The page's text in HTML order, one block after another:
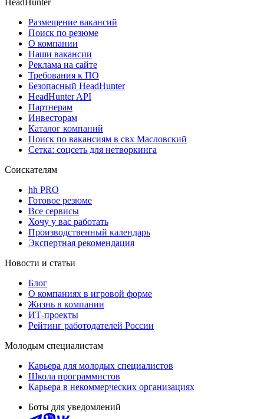
HeadHunter
Размещение вакансий
Поиск по резюме
О компании
Наши вакансии
Реклама на сайте
Требования к ПО
Безопасный HeadHunter
HeadHunter API
Партнерам
Инвесторам
Каталог компаний
Поиск по вакансиям в свх Масловский
Сетка: соцсеть для нетворкинга
Соискателям
hh PRO
Готовое резюме
Все сервисы
Хочу у вас работать
Производственный календарь
Экспертная рекомендация
Новости и статьи
Блог
О компаниях в игровой форме
Жизнь в компании
ИТ-проекты
Рейтинг работодателей России
Молодым специалистам
Карьера для молодых специалистов
Школа программистов
Карьера в некоммерческих организациях
Боты для уведомлений